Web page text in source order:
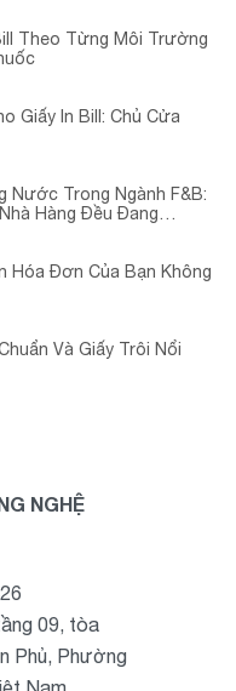
Theo Từng Môi Trường
Giấy In Bill: Chủ Cửa
Nước Trong Ngành F&B:
Hàng Đều Đang
Hóa Đơn Của Bạn Không
Và Giấy Trôi Nổi
NGHỆ
09, tòa
Phủ, Phường